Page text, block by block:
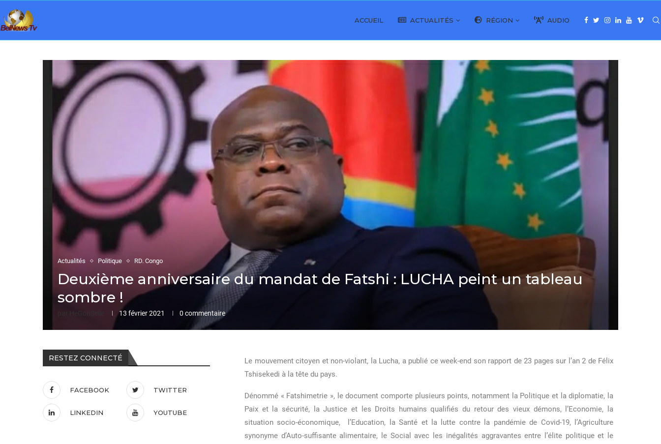
ACCUEIL ACTUALITÉS RÉGION AUDIO
Actualités Politique RD. Congo
Deuxième anniversaire du mandat de Fatshi : LUCHA peint un tableau
sombre !
HeGonSelle 13 février 2021 0 commentaire
Le mouvement citoyen et non-violant, la Lucha, a publié ce week-end son rapport de 23 pages sur l’an 2 de Félix
Tshisekedi à la tête du pays.
Dénommé « Fatshimetrie », le document comporte plusieurs points, notamment la Politique et la diplomatie, la
Paix et la sécurité, la Justice et les Droits humains qualifiés du retour des vieux démons, l’Economie, la
situation socio-économique, l’Education, la Santé et la lutte contre la pandémie de Covid-19, l’Agriculture
synonyme d’Auto-suffisante alimentaire, le Social avec les inégalités aggravantes entre l’élite politique et le
RESTEZ CONNECTÉ
FACEBOOK TWITTER
LINKEDIN YOUTUBE